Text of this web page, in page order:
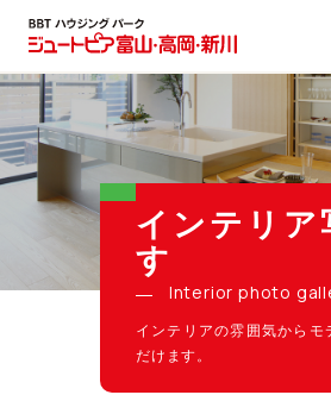
インテリア
す
Interior photo
インテリアの雰囲気からモ
だけます。